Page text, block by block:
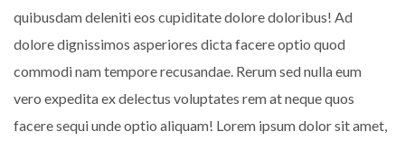
quibusdam deleniti eos cupiditate dolore doloribus! Ad
dolore dignissimos asperiores dicta facere optio quod
commodi nam tempore recusandae. Rerum sed nulla eum
vero expedita ex delectus voluptates rem at neque quos
facere sequi unde optio aliquam! Lorem ipsum dolor sit amet,